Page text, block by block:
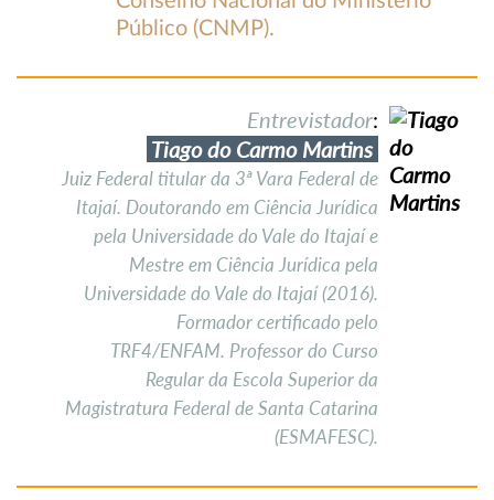
Público (CNMP).
Entrevistador:
Tiago do Carmo Martins
Juiz Federal titular da 3ª Vara Federal de
Itajaí. Doutorando em Ciência Jurídica
pela Universidade do Vale do Itajaí e
Mestre em Ciência Jurídica pela
Universidade do Vale do Itajaí (2016).
Formador certificado pelo
TRF4/ENFAM. Professor do Curso
Regular da Escola Superior da
Magistratura Federal de Santa Catarina
(ESMAFESC).